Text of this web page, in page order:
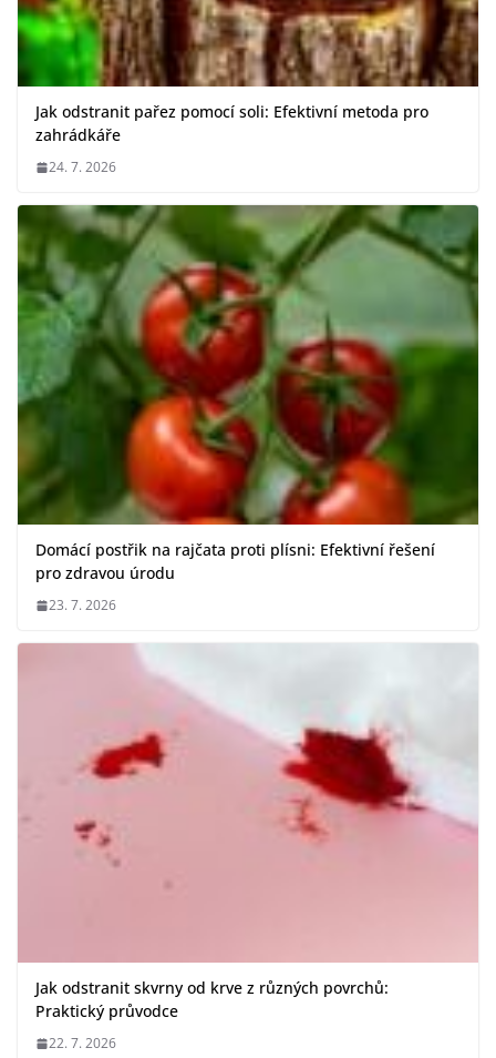
Jak odstranit pařez pomocí soli: Efektivní metoda pro
zahrádkáře
24. 7. 2026
Domácí postřik na rajčata proti plísni: Efektivní řešení
pro zdravou úrodu
23. 7. 2026
Jak odstranit skvrny od krve z různých povrchů:
Praktický průvodce
22. 7. 2026